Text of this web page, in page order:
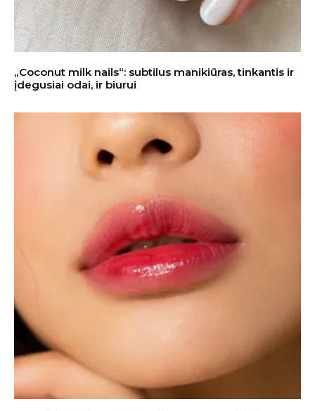
„Coconut milk nails“: subtilus manikiūras, tinkantis ir
įdegusiai odai, ir biurui